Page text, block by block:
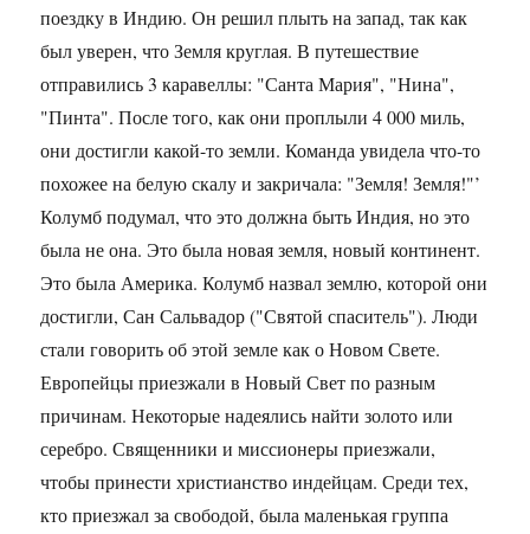
поездку в Индию. Он решил плыть на запад, так как
был уверен, что Земля круглая. В путешествие
отправились 3 каравеллы: "Санта Мария", "Нина",
"Пинта". После того, как они проплыли 4 000 миль,
они достигли какой-то земли. Команда увидела что-то
похожее на белую скалу и закричала: "Земля! Земля!"’
Колумб подумал, что это должна быть Индия, но это
была не она. Это была новая земля, новый континент.
Это была Америка. Колумб назвал землю, которой они
достигли, Сан Сальвадор ("Святой спаситель"). Люди
стали говорить об этой земле как о Новом Свете.
Европейцы приезжали в Новый Свет по разным
причинам. Некоторые надеялись найти золото или
серебро. Священники и миссионеры приезжали,
чтобы принести христианство индейцам. Среди тех,
кто приезжал за свободой, была маленькая группа